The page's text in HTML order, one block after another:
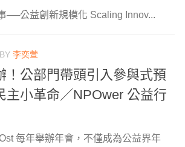
──公益創新規模化 Scaling Innov...
BY 李奕萱
！公部門帶頭引入參與式預
主小革命／NPOwer 公益行
每年舉辦年會，不僅成為公益界年